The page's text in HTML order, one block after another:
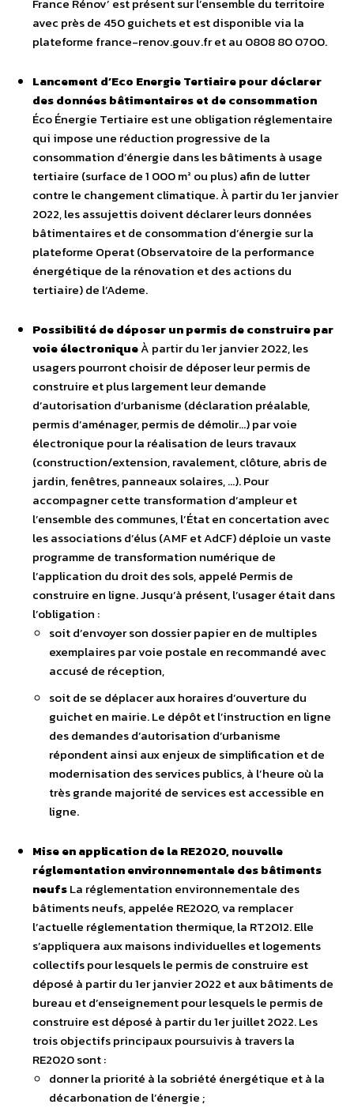
France Rénov’ est présent sur l’ensemble du territoire
avec près de 450 guichets et est disponible via la
plateforme france-renov.gouv.fr et au 0808 80 0700.
Lancement d’Eco Energie Tertiaire pour déclarer
des données bâtimentaires et de consommation
Éco Énergie Tertiaire est une obligation réglementaire
qui impose une réduction progressive de la
consommation d’énergie dans les bâtiments à usage
tertiaire (surface de 1 000 m² ou plus) afin de lutter
contre le changement climatique. À partir du 1er janvier
2022, les assujettis doivent déclarer leurs données
bâtimentaires et de consommation d’énergie sur la
plateforme Operat (Observatoire de la performance
énergétique de la rénovation et des actions du
tertiaire) de l’Ademe.
Possibilité de déposer un permis de construire par
voie électroniqueÀ partir du 1er janvier 2022, les
usagers pourront choisir de déposer leur permis de
construire et plus largement leur demande
d’autorisation d’urbanisme (déclaration préalable,
permis d’aménager, permis de démolir…) par voie
électronique pour la réalisation de leurs travaux
(construction/extension, ravalement, clôture, abris de
jardin, fenêtres, panneaux solaires, …). Pour
accompagner cette transformation d’ampleur et
l’ensemble des communes, l’État en concertation avec
les associations d’élus (AMF et AdCF) déploie un vaste
programme de transformation numérique de
l’application du droit des sols, appelé Permis de
construire en ligne. Jusqu’à présent, l’usager était dans
l’obligation :
soit d’envoyer son dossier papier en de multiples
exemplaires par voie postale en recommandé avec
accusé de réception,
soit de se déplacer aux horaires d’ouverture du
guichet en mairie. Le dépôt et l’instruction en ligne
des demandes d’autorisation d’urbanisme
répondent ainsi aux enjeux de simplification et de
modernisation des services publics, à l’heure où la
très grande majorité de services est accessible en
ligne.
Mise en application de la RE2020, nouvelle
réglementation environnementale des bâtiments
neufsLa réglementation environnementale des
bâtiments neufs, appelée RE2020, va remplacer
l’actuelle réglementation thermique, la RT2012. Elle
s’appliquera aux maisons individuelles et logements
collectifs pour lesquels le permis de construire est
déposé à partir du 1er janvier 2022 et aux bâtiments de
bureau et d’enseignement pour lesquels le permis de
construire est déposé à partir du 1er juillet 2022. Les
trois objectifs principaux poursuivis à travers la
RE2020 sont :
donner la priorité à la sobriété énergétique et à la
décarbonation de l’énergie ;